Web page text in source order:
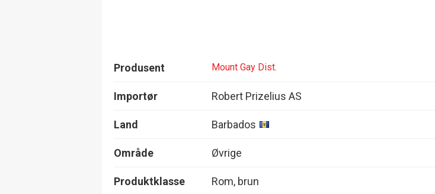
Produsent Mount Gay Dist.
Importør Robert Prizelius AS
Land Barbados
Område Øvrige
Produktklasse Rom, brun